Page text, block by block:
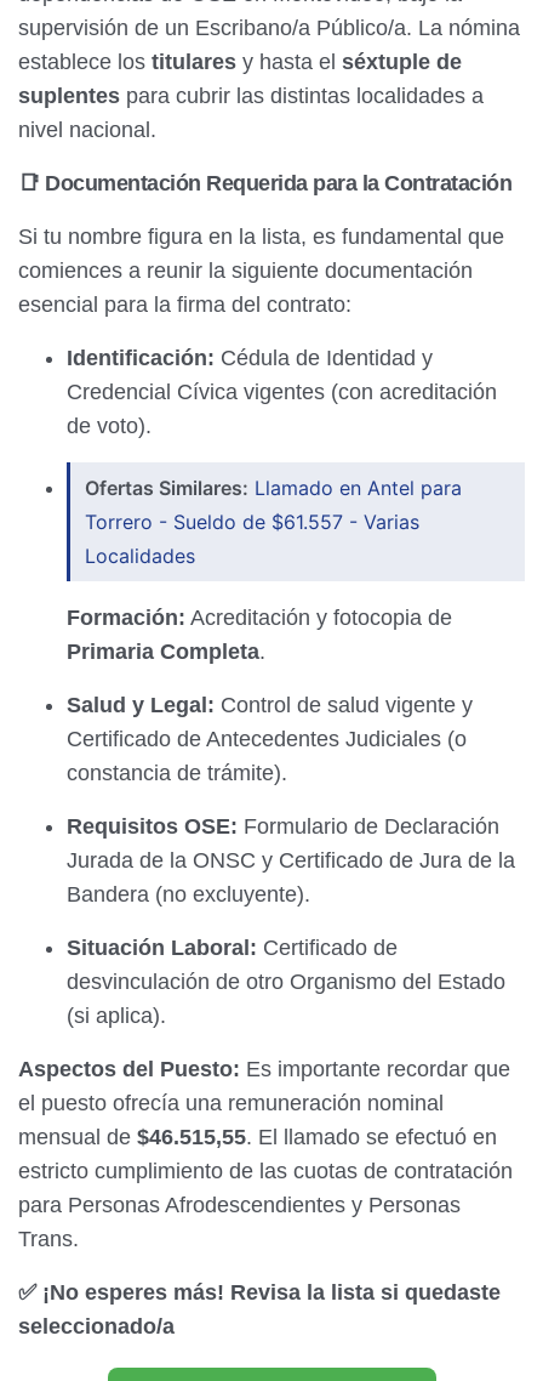
supervisión de un Escribano/a Público/a. La nómina
establece los titulares y hasta el séxtuple de
suplentes para cubrir las distintas localidades a
nivel nacional.
📑 Documentación Requerida para la Contratación
Si tu nombre figura en la lista, es fundamental que
comiences a reunir la siguiente documentación
esencial para la firma del contrato:
Identificación: Cédula de Identidad y
Credencial Cívica vigentes (con acreditación
de voto).
Ofertas Similares: Llamado en Antel para
Torrero - Sueldo de $61.557 - Varias
Localidades
Formación: Acreditación y fotocopia de
Primaria Completa.
Salud y Legal: Control de salud vigente y
Certificado de Antecedentes Judiciales (o
constancia de trámite).
Requisitos OSE: Formulario de Declaración
Jurada de la ONSC y Certificado de Jura de la
Bandera (no excluyente).
Situación Laboral: Certificado de
desvinculación de otro Organismo del Estado
(si aplica).
Aspectos del Puesto: Es importante recordar que
el puesto ofrecía una remuneración nominal
mensual de $46.515,55. El llamado se efectuó en
estricto cumplimiento de las cuotas de contratación
para Personas Afrodescendientes y Personas
Trans.
✅ ¡No esperes más! Revisa la lista si quedaste
seleccionado/a